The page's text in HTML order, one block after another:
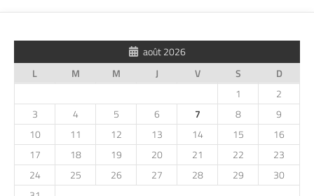
août 2026
L
M M J V S
D
1
2
3
4 5 6 7 8
9
10
11 12 13 14 15
16
17
18 19 20 21 22
23
24
25 26 27 28 29
30